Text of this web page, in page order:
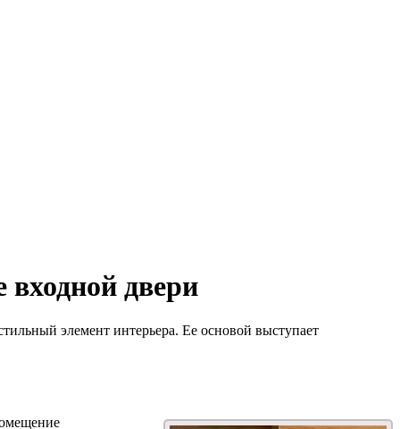
входной двери
элемент интерьера. Ее основой выступает